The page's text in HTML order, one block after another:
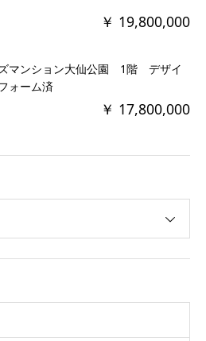
￥ 19,800,000
マンション大仙公園 1階 デザイ
ォーム済
￥ 17,800,000